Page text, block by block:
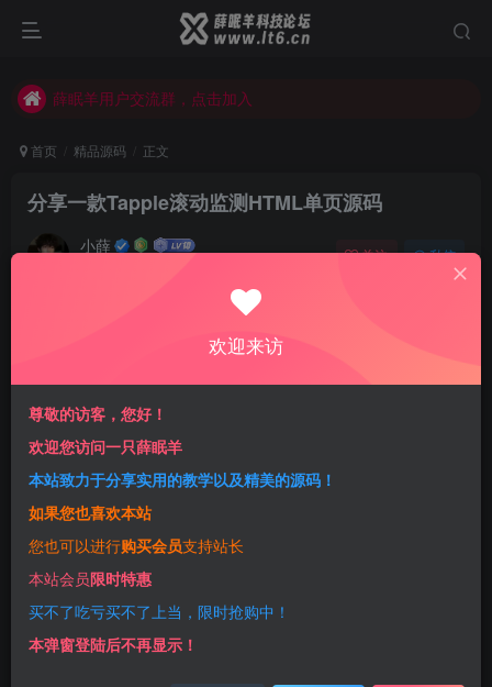
薛眠羊用户交流群，点击加入
薛眠羊用户交流群，点击加入
首页 精品源码 正文
分享一款Tapple滚动监测HTML单页源码
小薛 关注 私信
分享一款Tapple滚动监测HTML单页源码
此内容为免费资源，请登录后查看
源码介绍
今天小薛给大家分享一款Tapple滚动监测HTML单页源码，
一个滚动监测样式库，灵感来源于苹果官网，使用简单方
欢迎来访
尊敬的访客，您好！
欢迎您访问一只薛眠羊
本站致力于分享实用的教学以及精美的源码！
如果您也喜欢本站
您也可以进行购买会员支持站长
本站会员限时特惠
买不了吃亏买不了上当，限时抢购中！
本弹窗登陆后不再显示！